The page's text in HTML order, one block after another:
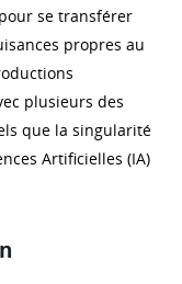
se transférer
propres au
plusieurs des
que la singularité
Artificielles (IA)